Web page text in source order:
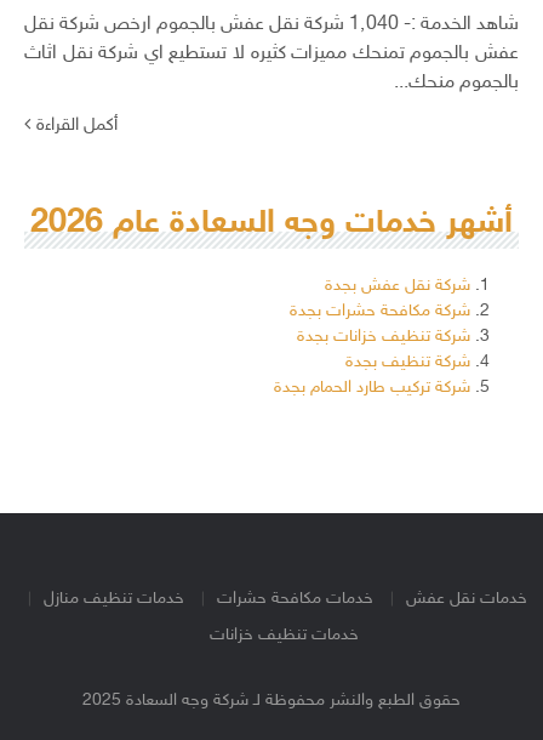
شاهد الخدمة :- 1٬040 شركة نقل عفش بالجموم ارخص شركة نقل
عفش بالجموم تمنحك مميزات كثيره لا تستطيع اي شركة نقل اثاث
بالجموم منحك...
أكمل القراءة
أشهر خدمات وجه السعادة عام 2026
شركة نقل عفش بجدة
شركة مكافحة حشرات بجدة
شركة تنظيف خزانات بجدة
شركة تنظيف بجدة
شركة تركيب طارد الحمام بجدة
خدمات نقل عفش خدمات مكافحة حشرات
خدمات تنظيف منازل
خدمات تنظيف خزانات
حقوق الطبع والنشر محفوظة لـ شركة وجه السعادة 2025